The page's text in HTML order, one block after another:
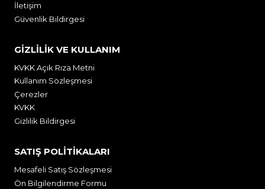
İletişim
Güvenlik Bildirgesi
GİZLİLİK VE KULLANIM
KVKK Açık Rıza Metni
Kullanım Sözleşmesi
Çerezler
KVKK
Gizlilik Bildirgesi
SATIŞ POLİTİKALARI
Mesafeli Satış Sözleşmesi
Ön Bilgilendirme Formu